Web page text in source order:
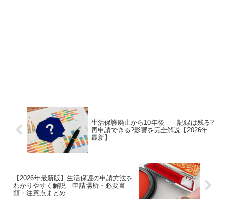
生活保護廃止から10年後——記録は残る?
再申請できる?影響を完全解説【2026年
最新】
【2026年最新版】生活保護の申請方法を
わかりやすく解説｜申請場所・必要書
類・注意点まとめ